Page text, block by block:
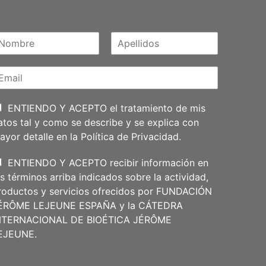
p
l
i
o
s
ENTIENDO Y ACEPTO el tratamiento de mis
tal y como se describe y se explica con
detalle en la Política de Privacidad.
ENTIENDO Y ACEPTO recibir información en
términos arriba indicados sobre la actividad,
y servicios ofrecidos por FUNDACIÓN
LEJEUNE ESPAÑA y la CÁTEDRA
DE BIOÉTICA JÉRÔME